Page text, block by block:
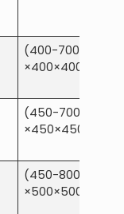
(400-700)
×400×400
(450-700)
×450×450
(450-800)
×500×500